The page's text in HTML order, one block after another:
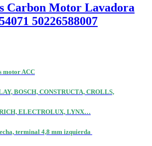
Carbon Motor Lavadora
50226588007
motor ACC
BOSCH, CONSTRUCTA, CROLLS,
ELECTROLUX, LYNX…
terminal 4,8 mm izquierda